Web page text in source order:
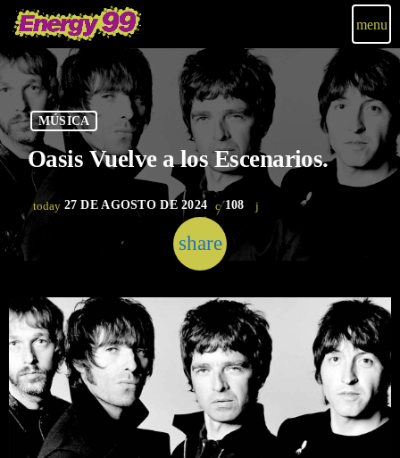
menu
MÚSICA
Oasis Vuelve a los Escenarios.
today 27 DE AGOSTO DE 2024 108
share
email